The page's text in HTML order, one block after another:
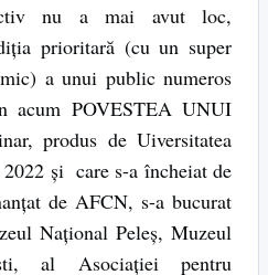
nu a mai avut loc,
prioritară (cu un super
a unui public numeros
acum POVESTEA UNUI
produs de Uiversitatea
şi care s-a încheiat de
de AFCN, s-a bucurat
Naţional Peleş, Muzeul
al Asociaţiei pentru